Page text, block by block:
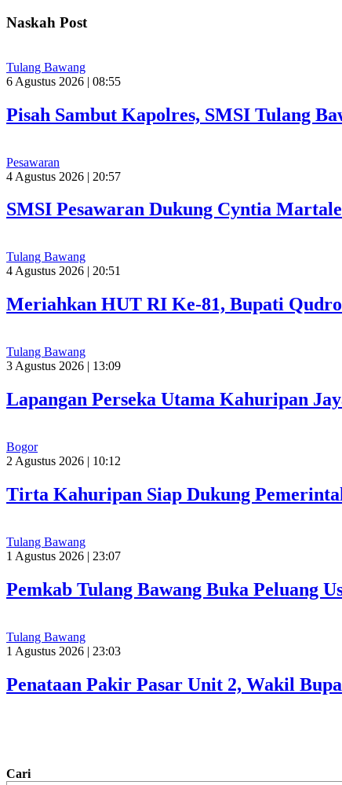
Naskah Post
Tulang Bawang
6 Agustus 2026 | 08:55
Pisah Sambut Kapolres, SMSI Tulang
Pesawaran
4 Agustus 2026 | 20:57
SMSI Pesawaran Dukung Cyntia
Tulang Bawang
4 Agustus 2026 | 20:51
Meriahkan HUT RI Ke-81, Bupati
Tulang Bawang
3 Agustus 2026 | 13:09
Lapangan Perseka Utama Kahuripan
Bogor
2 Agustus 2026 | 10:12
Tirta Kahuripan Siap Dukung
Tulang Bawang
1 Agustus 2026 | 23:07
Pemkab Tulang Bawang Buka Peluang
Tulang Bawang
1 Agustus 2026 | 23:03
Penataan Pakir Pasar Unit 2, Wakil
Cari